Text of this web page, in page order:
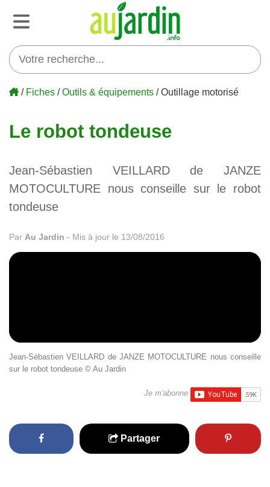
/ Fiches /Outils & équipements / Outillage motorisé
Le robot tondeuse
Jean-Sébastien VEILLARD de JANZE
MOTOCULTURE nous conseille sur le robot
tondeuse
Par Au Jardin - Mis à jour le 13/08/2016
Jean-Sébastien VEILLARD de JANZE MOTOCULTURE nous conseille
sur le robot tondeuse © Au Jardin
Je m'abonne
Partager